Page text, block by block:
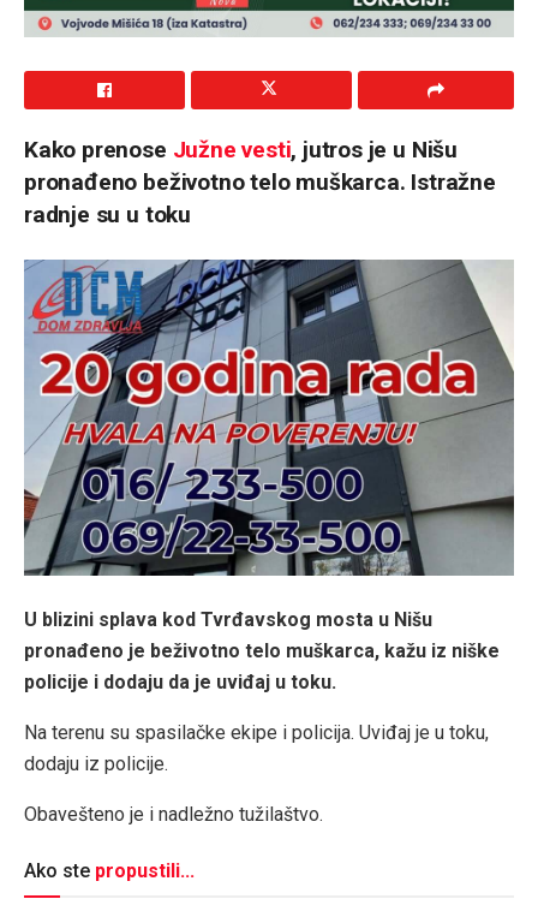
Kako prenose Južne vesti, jutros je u Nišu
pronađeno beživotno telo muškarca. Istražne
radnje su u toku
U blizini splava kod Tvrđavskog mosta u Nišu
pronađeno je beživotno telo muškarca, kažu iz niške
policije i dodaju da je uviđaj u toku.
Na terenu su spasilačke ekipe i policija. Uviđaj je u toku,
dodaju iz policije.
Obavešteno je i nadležno tužilaštvo.
Ako ste propustili...